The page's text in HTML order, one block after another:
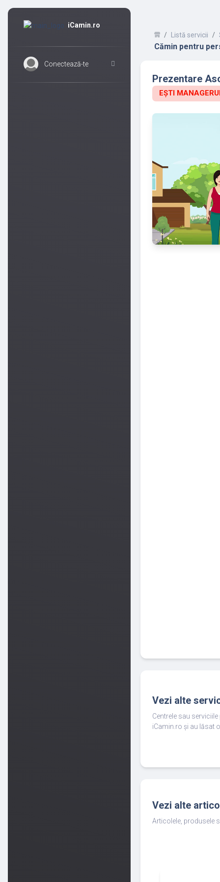
iCamin.ro
Conectează-te
Listă servicii
Cămin pentru
Prezentare
EȘTI
Vezi alte
Centrele sau
iCamin.ro și au lăsat
Vezi alte
Articolele, produsele